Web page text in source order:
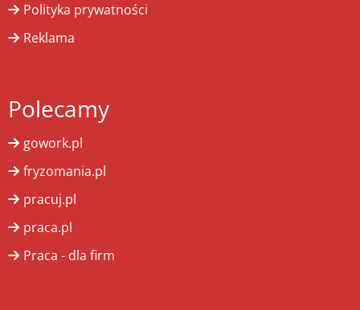
Polityka prywatności
Reklama
Polecamy
gowork.pl
fryzomania.pl
pracuj.pl
praca.pl
Praca - dla firm